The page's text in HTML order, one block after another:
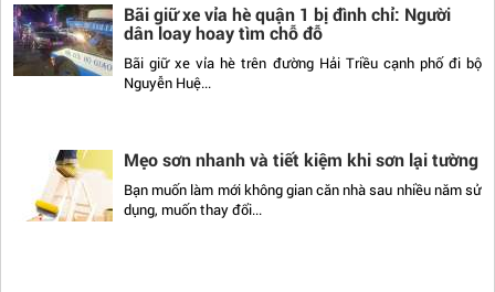
Bãi giữ xe vỉa hè quận 1 bị đình chỉ: Người
dân loay hoay tìm chỗ đỗ
Bãi giữ xe vỉa hè trên đường Hải Triều cạnh phố đi bộ
Nguyễn Huệ...
Mẹo sơn nhanh và tiết kiệm khi sơn lại tường
Bạn muốn làm mới không gian căn nhà sau nhiều năm sử
dụng, muốn thay đổi...